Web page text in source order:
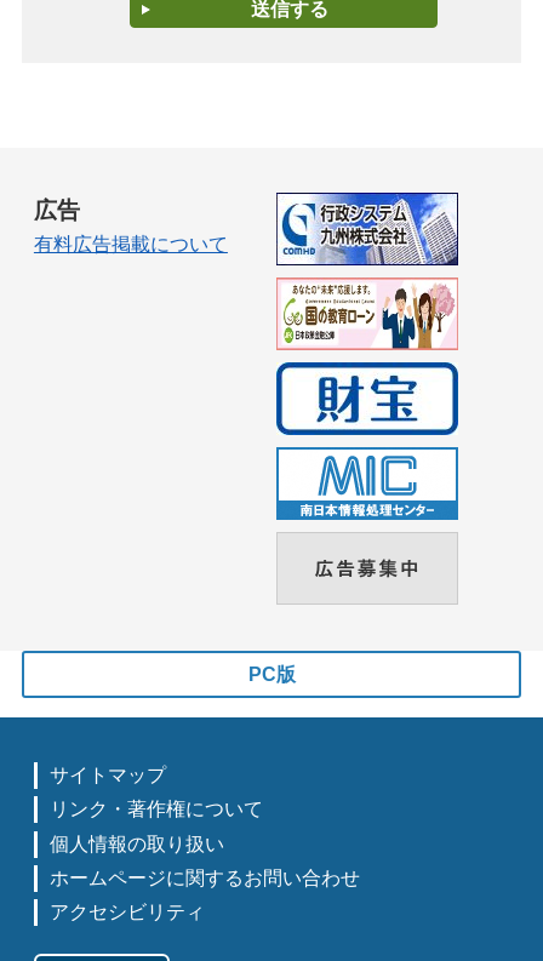
広告
有料広告掲載について
PC版
サイトマップ
リンク・著作権について
個人情報の取り扱い
ホームページに関するお問い合わせ
アクセシビリティ